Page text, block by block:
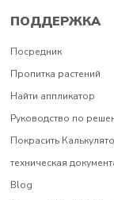
ПОДДЕРЖКА
Посредник
Пропитка растений
Найти аппликатор
Руководство по
Покрасить
техническая
Blog